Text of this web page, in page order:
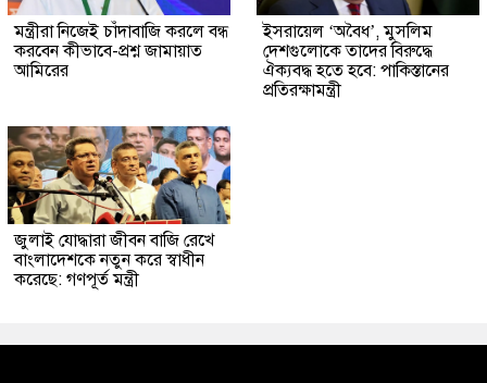
মন্ত্রীরা নিজেই চাঁদাবাজি করলে বন্ধ
করবেন কীভাবে-প্রশ্ন জামায়াত
আমিরের
ইসরায়েল ‘অবৈধ’, মুসলিম
দেশগুলোকে তাদের বিরুদ্ধে
ঐক্যবদ্ধ হতে হবে: পাকিস্তানের
প্রতিরক্ষামন্ত্রী
জুলাই যোদ্ধারা জীবন বাজি রেখে
বাংলাদেশকে নতুন করে স্বাধীন
করেছে: গণপূর্ত মন্ত্রী